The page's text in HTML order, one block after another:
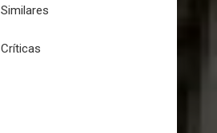
Similares
Críticas